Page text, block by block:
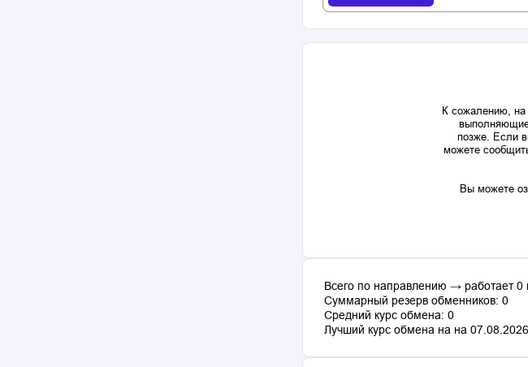
К сожалению, на
позже. Если
можете
Вы можете
Всего по направлению → работает
Суммарный резерв обменников: 0
Средний курс обмена: 0
Лучший курс обмена на на